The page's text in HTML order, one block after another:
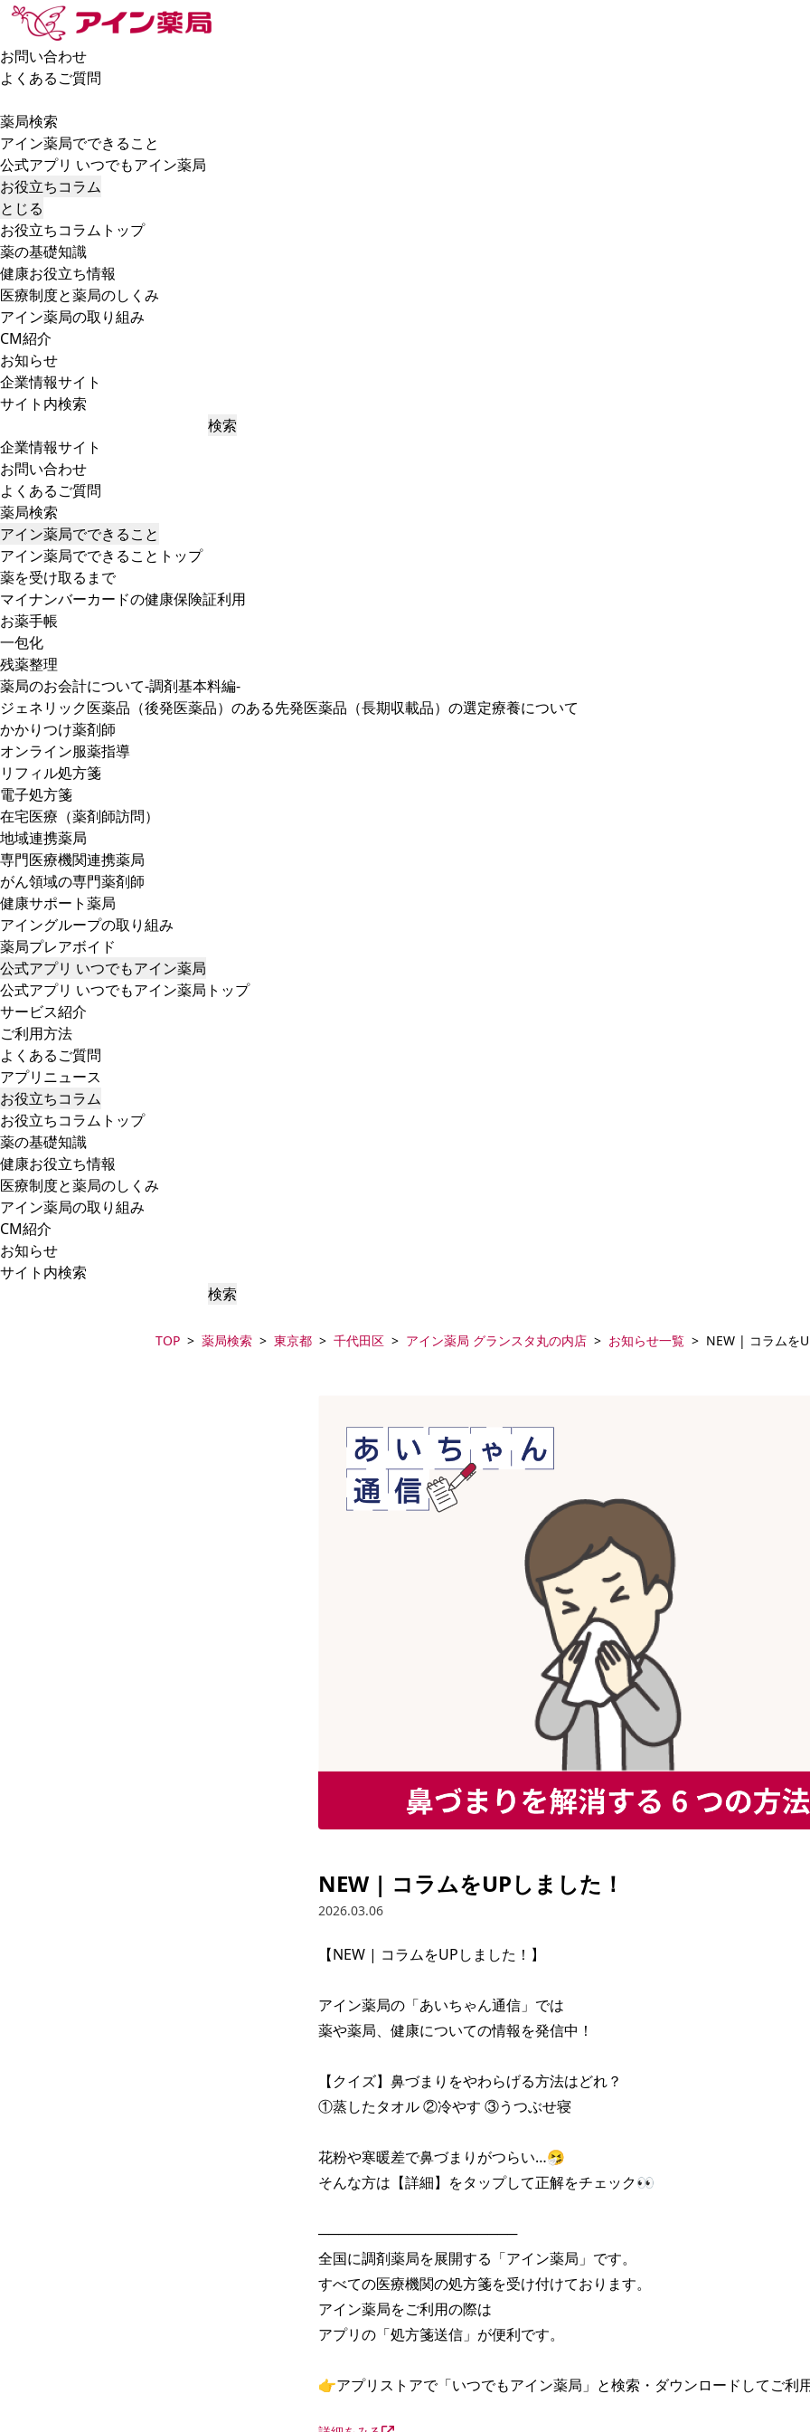
お問い合わせ
よくあるご質問
薬局検索
アイン薬局でできること
公式アプリ いつでもアイン薬局
お役立ちコラム
とじる
お役立ちコラムトップ
薬の基礎知識
健康お役立ち情報
医療制度と薬局のしくみ
アイン薬局の取り組み
CM紹介
お知らせ
企業情報サイト
サイト内検索
検索
企業情報サイト
お問い合わせ
よくあるご質問
薬局検索
アイン薬局でできること
アイン薬局でできることトップ
薬を受け取るまで
マイナンバーカードの健康保険証利用
お薬手帳
一包化
残薬整理
薬局のお会計について-調剤基本料編-
ジェネリック医薬品（後発医薬品）のある先発医薬品（長期収載品）の選定療養について
かかりつけ薬剤師
オンライン服薬指導
リフィル処方箋
電子処方箋
在宅医療（薬剤師訪問）
地域連携薬局
専門医療機関連携薬局
がん領域の専門薬剤師
健康サポート薬局
アイングループの取り組み
薬局プレアボイド
公式アプリ いつでもアイン薬局
公式アプリ いつでもアイン薬局トップ
サービス紹介
ご利用方法
よくあるご質問
アプリニュース
お役立ちコラム
お役立ちコラムトップ
薬の基礎知識
健康お役立ち情報
医療制度と薬局のしくみ
アイン薬局の取り組み
CM紹介
お知らせ
サイト内検索
検索
TOP 薬局検索 東京都 千代田区 アイン薬局 グランスタ丸の内店 お知らせ一覧 NEW | コラムを
NEW | コラムをUPしました！
2026.03.06
【NEW | コラムをUPしました！】
アイン薬局の「あいちゃん通信」では
薬や薬局、健康についての情報を発信中！
【クイズ】鼻づまりをやわらげる方法はどれ？
①蒸したタオル ②冷やす ③うつぶせ寝
花粉や寒暖差で鼻づまりがつらい…🤧
そんな方は【詳細】をタップして正解をチェック👀
────────────────────
全国に調剤薬局を展開する「アイン薬局」です。
すべての医療機関の処方箋を受け付けております。
アイン薬局をご利用の際は
アプリの「処方箋送信」が便利です。
👉アプリストアで「いつでもアイン薬局」と検索・ダウンロードしてご利用